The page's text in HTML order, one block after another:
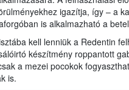
igazítja, így – a
is alkalmazható a
kell lenniük a Redentin
készítmény roppantott
a mezei pocokok
is.